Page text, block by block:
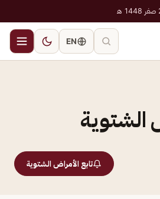
EN
الشتوية
تابع الأمراض الشتوية